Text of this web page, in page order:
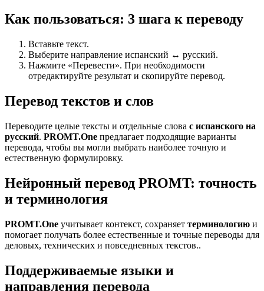
Как пользоваться: 3 шага к переводу
Вставьте текст.
Выберите направление испанский ↔ русский.
Нажмите «Перевести». При необходимости
отредактируйте результат и скопируйте перевод.
Перевод текстов и слов
Переводите целые тексты и отдельные слова с испанского на
русский. PROMT.One предлагает подходящие варианты
перевода, чтобы вы могли выбрать наиболее точную и
естественную формулировку.
Нейронный перевод PROMT: точность
и терминология
PROMT.One учитывает контекст, сохраняет терминологию и
помогает получать более естественные и точные переводы для
деловых, технических и повседневных текстов..
Поддерживаемые языки и
направления перевода